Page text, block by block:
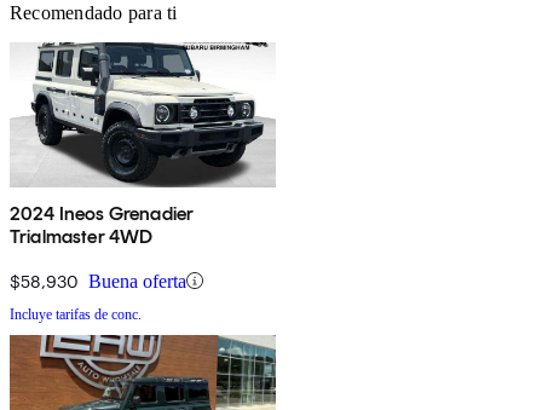
Recomendado para ti
2024 Ineos Grenadier
Trialmaster 4WD
$58,930 Buena oferta
Incluye tarifas de conc.